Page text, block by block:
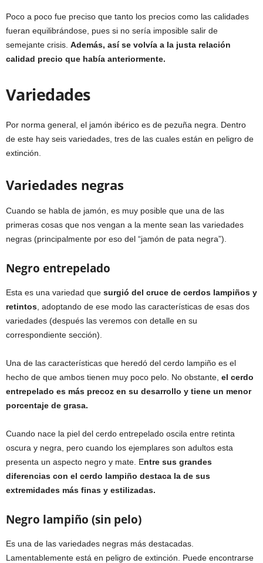
Poco a poco fue preciso que tanto los precios como las calidades
fueran equilibrándose, pues si no sería imposible salir de
semejante crisis. Además, así se volvía a la justa relación
calidad precio que había anteriormente.
Variedades
Por norma general, el jamón ibérico es de pezuña negra. Dentro
de este hay seis variedades, tres de las cuales están en peligro de
extinción.
Variedades negras
Cuando se habla de jamón, es muy posible que una de las
primeras cosas que nos vengan a la mente sean las variedades
negras (principalmente por eso del “jamón de pata negra”).
Negro entrepelado
Esta es una variedad que surgió del cruce de cerdos lampiños y
retintos , adoptando de ese modo las características de esas dos
variedades (después las veremos con detalle en su
correspondiente sección).
Una de las características que heredó del cerdo lampiño es el
hecho de que ambos tienen muy poco pelo. No obstante, el cerdo
entrepelado es más precoz en su desarrollo y tiene un menor
porcentaje de grasa.
Cuando nace la piel del cerdo entrepelado oscila entre retinta
oscura y negra, pero cuando los ejemplares son adultos esta
presenta un aspecto negro y mate. Entre sus grandes
diferencias con el cerdo lampiño destaca la de sus
extremidades más finas y estilizadas.
Negro lampiño (sin pelo)
Es una de las variedades negras más destacadas.
Lamentablemente está en peligro de extinción. Puede encontrarse